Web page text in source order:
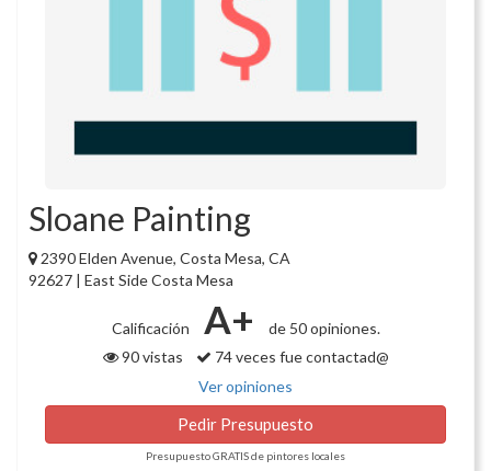
Sloane Painting
2390 Elden Avenue, Costa Mesa, CA
92627 | East Side Costa Mesa
Calificación A+
de 50 opiniones.
90 vistas
74 veces fue contactad@
Ver opiniones
Pedir Presupuesto
Presupuesto GRATIS de pintores locales